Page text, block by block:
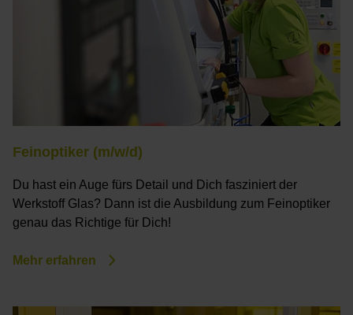
Feinoptiker (m/w/d)
Du hast ein Auge fürs Detail und Dich fasziniert der
Werkstoff Glas? Dann ist die Ausbildung zum Feinoptiker
genau das Richtige für Dich!
Mehr erfahren